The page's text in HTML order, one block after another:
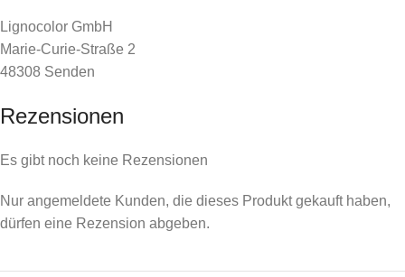
Lignocolor GmbH
Marie-Curie-Straße 2
48308 Senden
Rezensionen
Es gibt noch keine Rezensionen
Nur angemeldete Kunden, die dieses Produkt gekauft haben,
dürfen eine Rezension abgeben.